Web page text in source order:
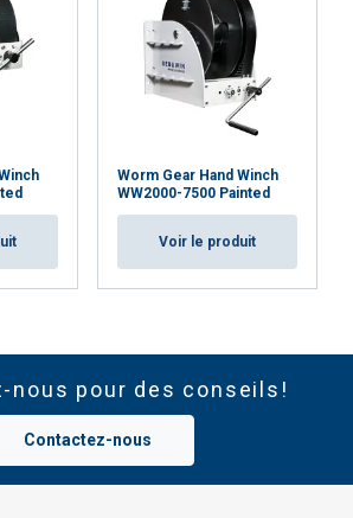
Worm Gear Hand Winch
WW2000-7500 Painted
Voir le produit
nous pour des conseils!
Contactez-nous